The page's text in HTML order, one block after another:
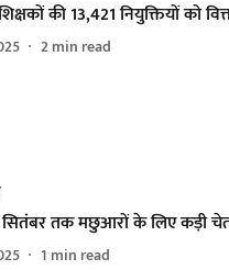
की 13,421 नियुक्तियों को
2min read
तक मछुआरों के लिए कड़ी
1 min read